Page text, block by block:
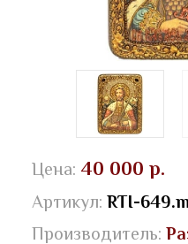
Цена: 40 000 р.
Артикул: RTI-
Производитель: